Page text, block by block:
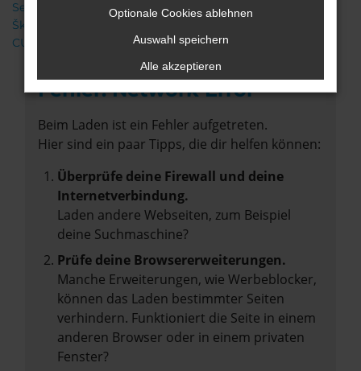
Seat
Škoda
CUPRA
Fehler: Network Error
Beim Laden ist ein Fehler aufgetreten.
Hier sind ein paar Tipps, die dir helfen können:
Überprüfe deine Firewall und deine
Internetverbindung.
Laden andere Webseiten, zum Beispiel
deine Suchmaschine?
Prüfe deine Browsererweiterungen.
Manche Erweiterungen, wie Werbeblocker,
können das Laden bestimmter Seiten
verhindern. Funktioniert die Seite in einem
anderen Browser oder in einem privaten
Fenster?
Optionale Cookies ablehnen
Auswahl speichern
Alle akzeptieren